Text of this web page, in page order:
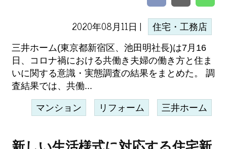
2020年08月11日 | 住宅・工務店
三井ホーム(東京都新宿区、池田明社長)は7月16
日、コロナ禍における共働き夫婦の働き方と住ま
いに関する意識・実態調査の結果をまとめた。 調
査結果では、共働...
マンション リフォーム 三井ホーム